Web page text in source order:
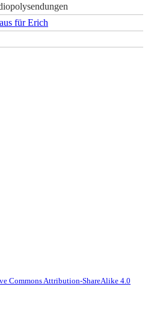
für Erich
Commons Attribution-ShareAlike 4.0